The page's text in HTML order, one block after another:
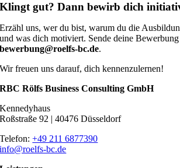
Klingt gut? Dann bewirb dich
Erzähl uns, wer du bist, warum du die
und was dich motiviert. Sende deine
bewerbung@roelfs-bc.de.
Wir freuen uns darauf, dich kennenzulernen!
RBC Rölfs Business Consulting GmbH
Kennedyhaus
Roßstraße 92 | 40476 Düsseldorf
Telefon:+49 211 6877390
info@roelfs-bc.de